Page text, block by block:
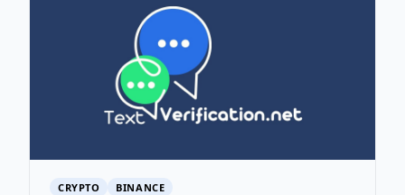
CRYPTO BINANCE